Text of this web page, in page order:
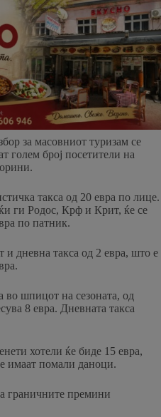
за масовниот туризам се
голем број посетители на
такса од 20 евра по лице.
ги Родос, Крф и Крит, ќе се
по патник.
и дневна такса од 2 евра, што е
во шпицот на сезоната, од
8 евра. Дневната такса
хотели ќе биде 15 евра,
имаат помали даноци.
премини